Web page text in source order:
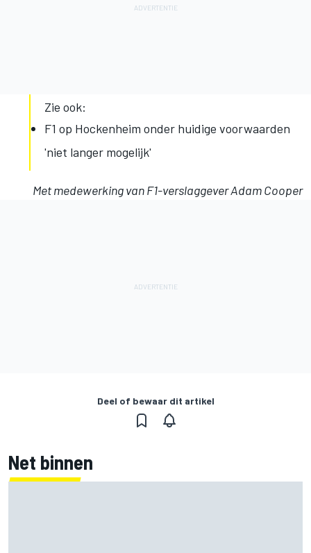
Zie ook:
F1 op Hockenheim onder huidige voorwaarden
'niet langer mogelijk'
Met medewerking van F1-verslaggever Adam Cooper
Deel of bewaar dit artikel
Net binnen